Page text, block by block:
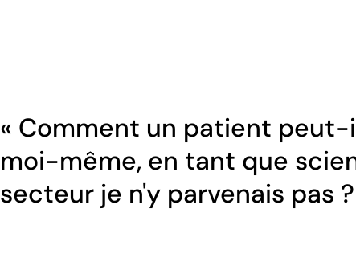
« Comment un patient
moi-même, en tant que
secteur je n'y parvenais pas